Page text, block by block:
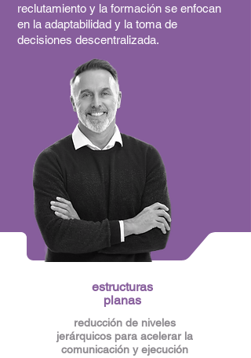
reclutamiento y la formación se enfocan
en la adaptabilidad y la toma de
decisiones descentralizada.
estructuras
planas
reducción de niveles
jerárquicos para acelerar la
comunicación y ejecución